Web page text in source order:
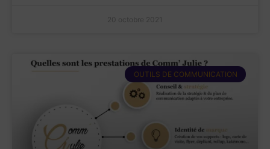
20 octobre 2021
OUTILS DE COMMUNICATION